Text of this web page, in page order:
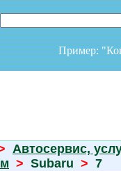
Пример:
Автосервис,
> Subaru > 7